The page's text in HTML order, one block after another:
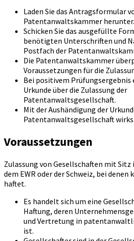
Laden Sie das Antragsformular
Patentanwaltskammer herunter.
Schicken Sie das ausgefüllte
benötigten Unterschriften und
Postfach der
Die Patentanwaltskammer
Voraussetzungen für die
Bei positivem Prüfungsergebnis
Urkunde über die Zulassung der
Patentanwaltsgesellschaft.
Mit der Aushändigung der
Patentanwaltsgesellschaft
Voraussetzungen
Zulassung von Gesellschaften mit Sitz
dem EWR oder der Schweiz, bei
haftet.
Es handelt sich um eine
Haftung, deren
und Vertretung in
ist.